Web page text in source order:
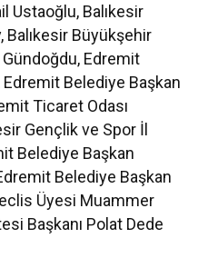
Ustaoğlu, Balıkesir
Büyükşehir
Edremit
Edremit Belediye Başkan
Ticaret Odası
Gençlik ve Spor İl
Belediye Başkan
Belediye Başkan
Üyesi Muammer
Başkanı Polat Dede